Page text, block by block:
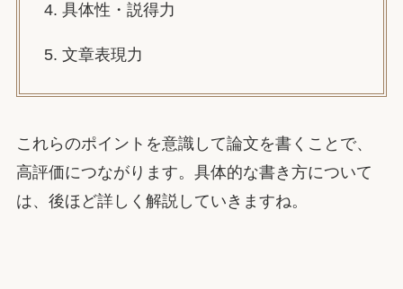
4. 具体性・説得力
5. 文章表現力
これらのポイントを意識して論文を書くことで、
高評価につながります。具体的な書き方について
は、後ほど詳しく解説していきますね。